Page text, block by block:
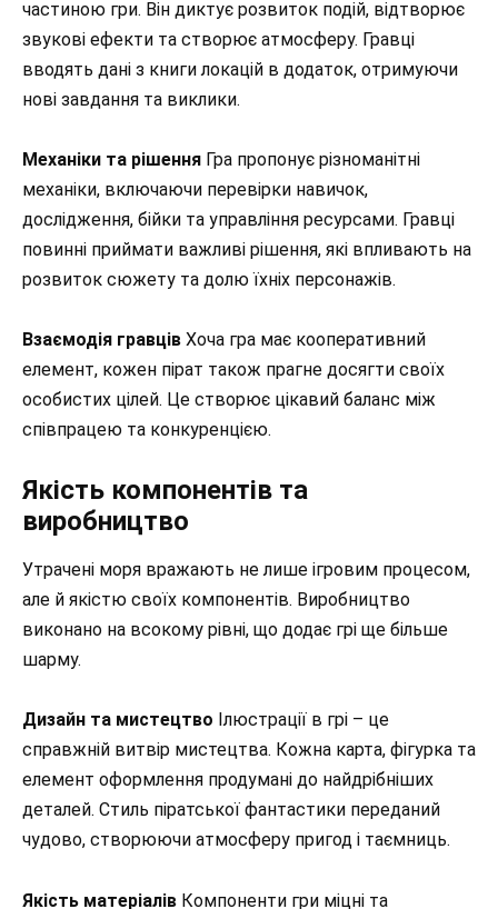
частиною гри. Він диктує розвиток подій, відтворює
звукові ефекти та створює атмосферу. Гравці
вводять дані з книги локацій в додаток, отримуючи
нові завдання та виклики.
Механіки та рішення Гра пропонує різноманітні
механіки, включаючи перевірки навичок,
дослідження, бійки та управління ресурсами. Гравці
повинні приймати важливі рішення, які впливають на
розвиток сюжету та долю їхніх персонажів.
Взаємодія гравців Хоча гра має кооперативний
елемент, кожен пірат також прагне досягти своїх
особистих цілей. Це створює цікавий баланс між
співпрацею та конкуренцією.
Якість компонентів та
виробництво
Утрачені моря вражають не лише ігровим процесом,
але й якістю своїх компонентів. Виробництво
виконано на всокому рівні, що додає грі ще більше
шарму.
Дизайн та мистецтво Ілюстрації в грі – це
справжній витвір мистецтва. Кожна карта, фігурка та
елемент оформлення продумані до найдрібніших
деталей. Стиль піратської фантастики переданий
чудово, створюючи атмосферу пригод і таємниць.
Якість матеріалів Компоненти гри міцні та